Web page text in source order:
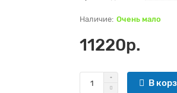
Очень мало
11220р.
В